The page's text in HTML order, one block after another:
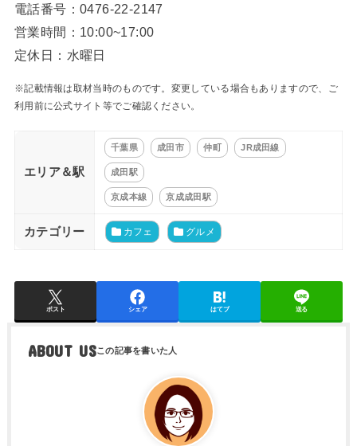
電話番号：0476-22-2147
営業時間：10:00~17:00
定休日：水曜日
※記載情報は取材当時のものです。変更している場合もありますので、ご
利用前に公式サイト等でご確認ください。
エリア＆駅
千葉県 成田市 仲町 JR成田線
成田駅
京成本線 京成成田駅
カテゴリー カフェ グルメ
ポスト シェア はてブ 送る
ABOUT US